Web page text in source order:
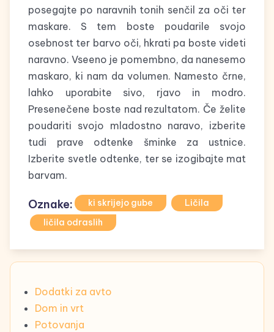
posegajte po naravnih tonih senčil za oči ter
maskare. S tem boste poudarile svojo
osebnost ter barvo oči, hkrati pa boste videti
naravno. Vseeno je pomembno, da nanesemo
maskaro, ki nam da volumen. Namesto črne,
lahko uporabite sivo, rjavo in modro.
Presenečene boste nad rezultatom. Če želite
poudariti svojo mladostno naravo, izberite
tudi prave odtenke šminke za ustnice.
Izberite svetle odtenke, ter se izogibajte mat
barvam.
Oznake: ki skrijejo gube
Ličila
ličila odraslih
Dodatki za avto
Dom in vrt
Potovanja